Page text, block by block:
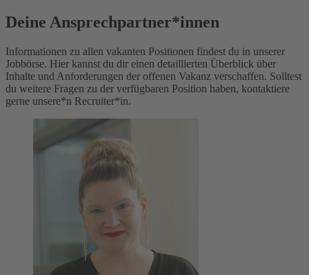
Deine Ansprechpartner*innen
Informationen zu allen vakanten Positionen findest du in unserer
Jobbörse. Hier kannst du dir einen detaillierten Überblick über
Inhalte und Anforderungen der offenen Vakanz verschaffen. Solltest
du weitere Fragen zu der verfügbaren Position haben, kontaktiere
gerne unsere*n Recruiter*in.